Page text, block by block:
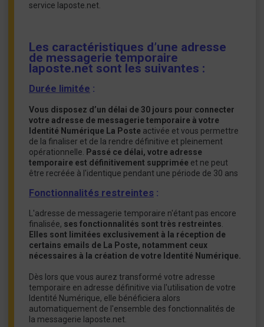
service laposte.net.
Les caractéristiques d’une adresse
de messagerie temporaire
laposte.net sont les suivantes :
Durée limitée :
Vous disposez d’un délai de 30 jours pour connecter
votre adresse de messagerie temporaire à votre
Identité Numérique La Poste activée et vous permettre
de la finaliser et de la rendre définitive et pleinement
opérationnelle.
Passé ce délai, votre adresse
temporaire est définitivement supprimée et ne peut
être recréée à l'identique pendant une période de 30 ans
Fonctionnalités restreintes :
L'adresse de messagerie temporaire n'étant pas encore
finalisée, ses fonctionnalités sont très restreintes.
Elles sont limitées exclusivement à la réception de
certains emails de La Poste, notamment ceux
nécessaires à la création de votre Identité Numérique.
Dès lors que vous aurez transformé votre adresse
temporaire en adresse définitive via l'utilisation de votre
Identité Numérique, elle bénéficiera alors
automatiquement de l'ensemble des fonctionnalités de
la messagerie laposte.net.